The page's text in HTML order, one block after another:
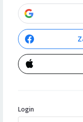
Login